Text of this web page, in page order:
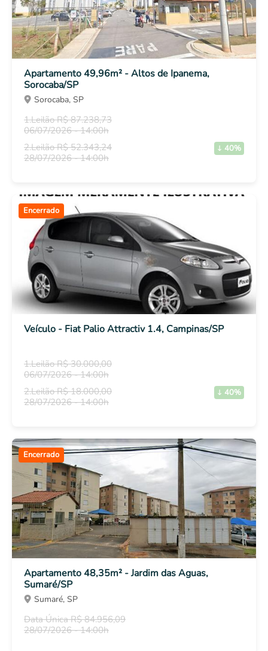
Apartamento 49,96m² - Altos de Ipanema,
Sorocaba/SP
Sorocaba, SP
1.Leilão R$ 87.238,73
06/07/2026 - 14:00h
2.Leilão R$ 52.343,24
28/07/2026 - 14:00h
40%
Encerrado
Veículo - Fiat Palio Attractiv 1.4, Campinas/SP
1.Leilão R$ 30.000,00
06/07/2026 - 14:00h
2.Leilão R$ 18.000,00
28/07/2026 - 14:00h
40%
Encerrado
Apartamento 48,35m² - Jardim das Aguas,
Sumaré/SP
Sumaré, SP
Data Única R$ 84.956,09
28/07/2026 - 14:00h